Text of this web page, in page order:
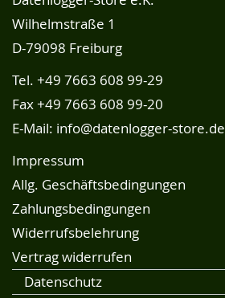
Wilhelmstraße 1
D-79098 Freiburg
Tel. +49 7663 608 99-29
Fax +49 7663 608 99-20
E-Mail: info@datenlogger-store.de
Impressum
Allg. Geschäftsbedingungen
Zahlungsbedingungen
Widerrufsbelehrung
Vertrag widerrufen
Datenschutz